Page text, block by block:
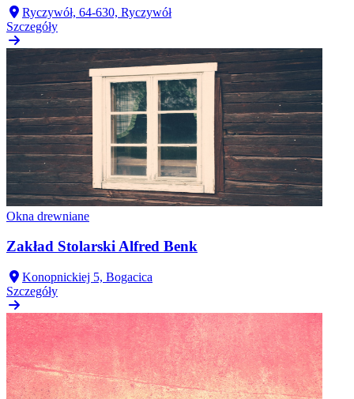
Ryczywół, 64-630, Ryczywół
Szczegóły
Okna drewniane
Zakład Stolarski Alfred Benk
Konopnickiej 5, Bogacica
Szczegóły